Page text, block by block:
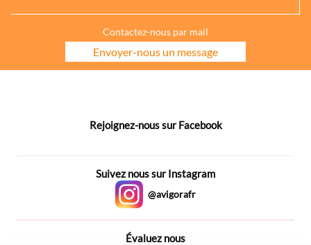
Contactez-nous par mail
Envoyer-nous un message
Rejoignez-nous sur Facebook
Suivez nous sur Instagram
@avigorafr
Évaluez nous